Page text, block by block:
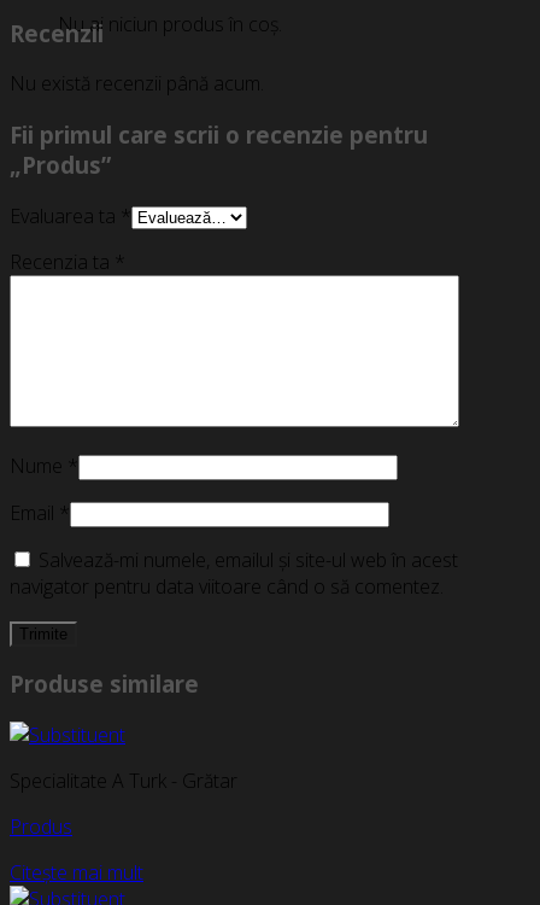
Nu ai niciun produs în coș.
Recenzii
Nu există recenzii până acum.
Fii primul care scrii o recenzie pentru
„Produs”
Evaluarea ta *
Recenzia ta *
Nume *
Email *
Salvează-mi numele, emailul și site-ul web în acest
navigator pentru data viitoare când o să comentez.
Produse similare
Specialitate A Turk - Grătar
Produs
Citește mai mult